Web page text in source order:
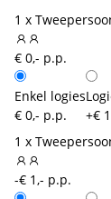
1 x
€ 0,- p.p.
Enkel logies
€ 0,- p.p.
+€
1 x
-€ 1,- p.p.